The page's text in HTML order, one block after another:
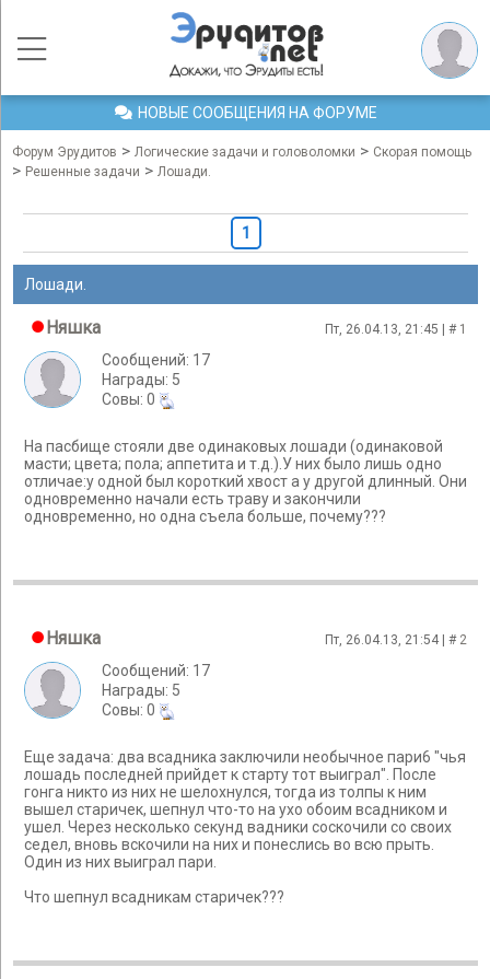
НОВЫЕ СООБЩЕНИЯ НА ФОРУМЕ
Форум Эрудитов > Логические задачи и головоломки > Скорая помощь
> Решенные задачи > Лошади.
1
Лошади.
Няшка Пт, 26.04.13, 21:45 | # 1
Сообщений: 17
Награды: 5
Cовы: 0
На пасбище стояли две одинаковых лошади (одинаковой
масти; цвета; пола; аппетита и т.д.).У них было лишь одно
отличае:у одной был короткий хвост а у другой длинный. Они
одновременно начали есть траву и закончили
одновременно, но одна съела больше, почему???
Няшка Пт, 26.04.13, 21:54 | # 2
Сообщений: 17
Награды: 5
Cовы: 0
Еще задача: два всадника заключили необычное пари6 "чья
лошадь последней прийдет к старту тот выиграл". После
гонга никто из них не шелохнулся, тогда из толпы к ним
вышел старичек, шепнул что-то на ухо обоим всадником и
ушел. Через несколько секунд вадники соскочили со своих
седел, вновь вскочили на них и понеслись во всю прыть.
Один из них выиграл пари.
Что шепнул всадникам старичек???